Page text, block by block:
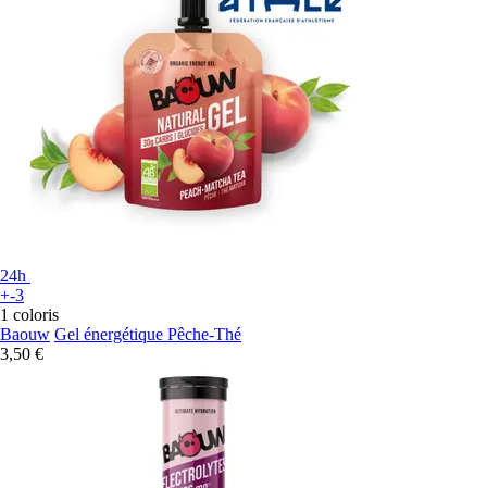
24h
+-3
1 coloris
Baouw Gel énergétique Pêche-Thé
3,50 €